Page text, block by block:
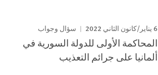
6 يناير/كانون الثاني 2022 سؤال وجواب
المحاكمة الأولى للدولة السورية في
ألمانيا على جرائم التعذيب